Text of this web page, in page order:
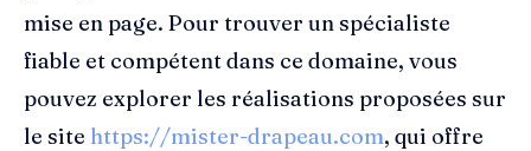
mise en page. Pour trouver un spécialiste
fiable et compétent dans ce domaine, vous
pouvez explorer les réalisations proposées sur
le site https://mister-drapeau.com, qui offre